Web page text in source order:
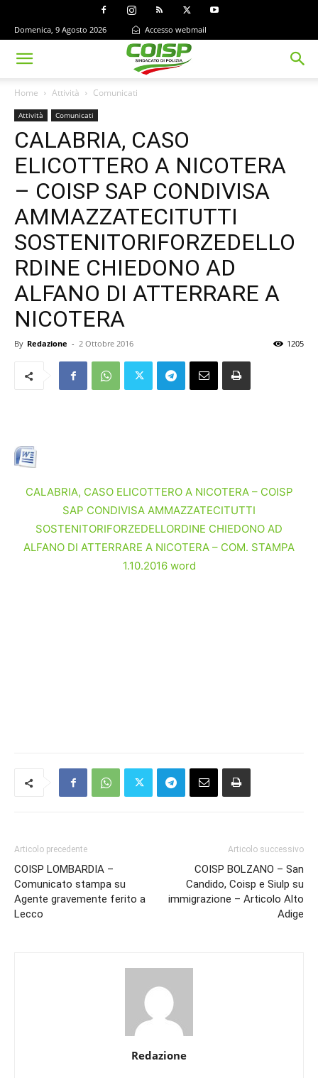
Domenica, 9 Agosto 2026 Accesso webmail
Home Attività Comunicati
Attività Comunicati
CALABRIA, CASO
ELICOTTERO A NICOTERA
– COISP SAP CONDIVISA
AMMAZZATECITUTTI
SOSTENITORIFORZEDELLO
RDINE CHIEDONO AD
ALFANO DI ATTERRARE A
NICOTERA
By Redazione - 2 Ottobre 2016 1205
CALABRIA, CASO ELICOTTERO A NICOTERA – COISP
SAP CONDIVISA AMMAZZATECITUTTI
SOSTENITORIFORZEDELLORDINE CHIEDONO AD
ALFANO DI ATTERRARE A NICOTERA – COM. STAMPA
1.10.2016 word
Articolo precedente
COISP LOMBARDIA –
Comunicato stampa su
Agente gravemente ferito a
Lecco
Articolo successivo
COISP BOLZANO – San
Candido, Coisp e Siulp su
immigrazione – Articolo Alto
Adige
Redazione